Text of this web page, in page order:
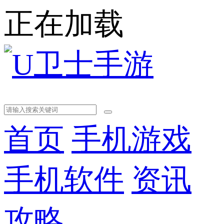
正在加载
首页 手机游戏
手机软件 资讯